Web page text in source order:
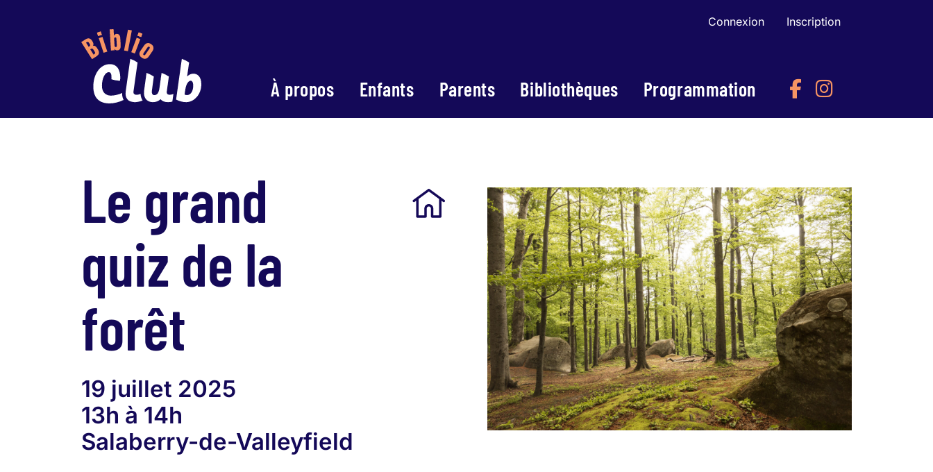
Connexion Inscription
À propos Enfants Parents Bibliothèques Programmation
Le grand
quiz de la
forêt
19 juillet 2025
13h à 14h
Salaberry-de-Valleyfield